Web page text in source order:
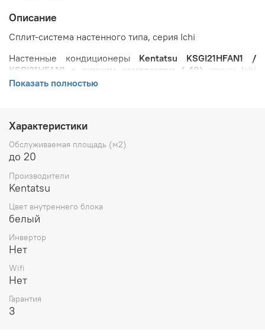
Описание
Сплит-система настенного типа, серия Ichi
Настенные кондиционеры Kentatsu KSGI21HFAN1 /
KSRI21HFAN1 с зимним комплектом (-40)
серии Ichi
KSGI_HF (не инвертор) разработаны таким образом,
комфорт в любом помещении.
Особенности настенных кондиционеров Kentatsu
KSGI21HFAN1 / KSRI21HFAN1 с зимним комплектом (-40):
Максимальная длина трассы до 10 м.
Максимальный перепад высот между внутренним
и наружным блоками до 8 м.
Энергоэффективность класса «A». Оборудование
электроэнергии, что отвечает современным
пыльцу), фильтр холодного катализа, а также
Показать полностью
Характеристики
Обслуживаемая площадь (м2)
до 20
Производители
Kentatsu
Цвет внутреннего блока
белый
Инвертор
Нет
Wifi
Нет
Гарантия
3